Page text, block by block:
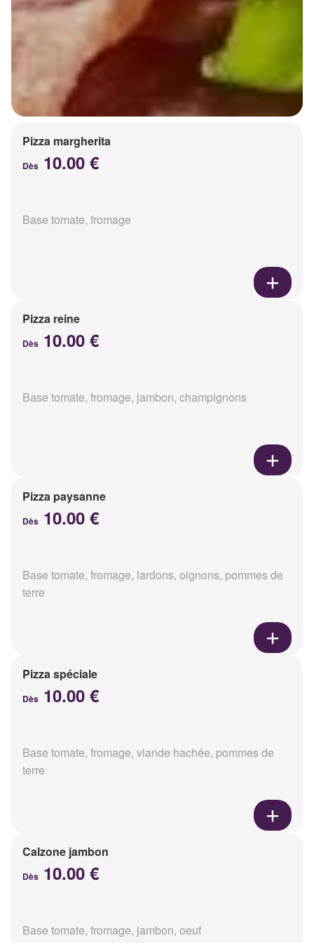
Pizza margherita
Dès 10.00 €
Base tomate, fromage
Pizza reine
Dès 10.00 €
Base tomate, fromage, jambon, champignons
Pizza paysanne
Dès 10.00 €
Base tomate, fromage, lardons, oignons, pommes de
terre
Pizza spéciale
Dès 10.00 €
Base tomate, fromage, viande hachée, pommes de
terre
Calzone jambon
Dès 10.00 €
Base tomate, fromage, jambon, oeuf